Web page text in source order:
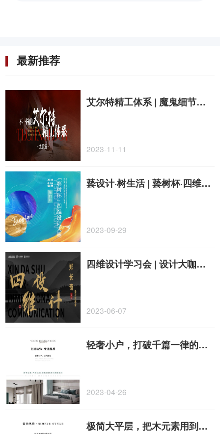
最新推荐
艾尔特精工体系 | 魔鬼细节工艺大揭秘「水路篇」
2023-11-11
兿设计·树生活 | 兿树杯·四维设计大赛圆满闭幕！
2023-09-29
四维设计学习会 | 设计大咖老K亲临现场，传授设计心得
2023-06-07
轻奢小户，打破千篇一律的高级灰，只需要点缀一抹绿！
2023-04-26
极简大平层，把木元素用到极致，也可以创造层次丰富的优雅质感！